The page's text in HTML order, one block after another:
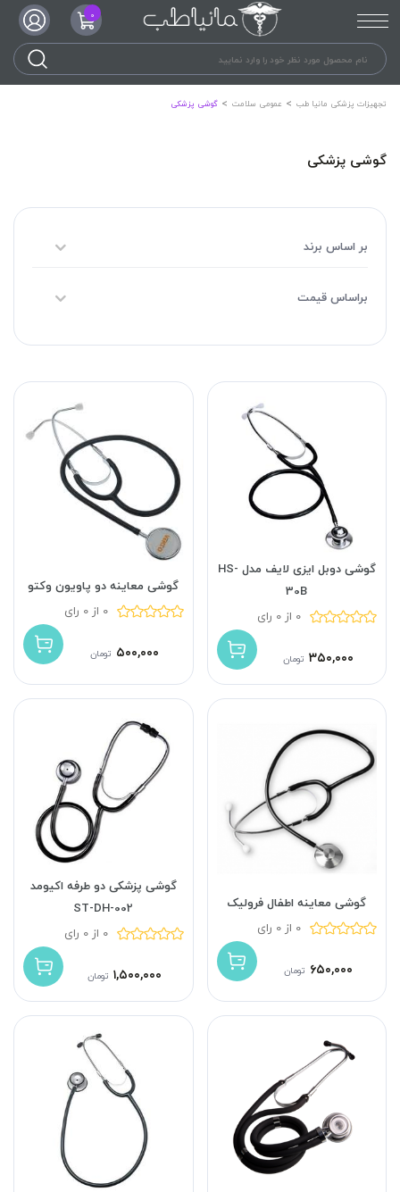
0
تجهیزات پزشکی مانیا طب عمومی سلامت گوشی پزشکی
گوشی پزشکی
بر اساس برند
براساس قیمت
گوشی دوبل ایزی لایف مدل HS-
30B
0 از 0 رای
۳۵۰,۰۰۰ تومان
گوشی معاینه دو پاویون وکتو
0 از 0 رای
۵۰۰,۰۰۰ تومان
گوشی معاینه اطفال فرولیک
0 از 0 رای
۶۵۰,۰۰۰ تومان
گوشی پزشکی دو طرفه اکیومد
ST-DH-002
0 از 0 رای
۱,۵۰۰,۰۰۰ تومان